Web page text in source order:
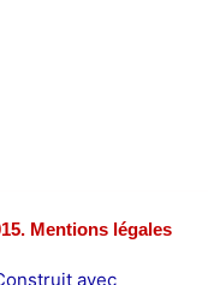
Mentions légales
avec